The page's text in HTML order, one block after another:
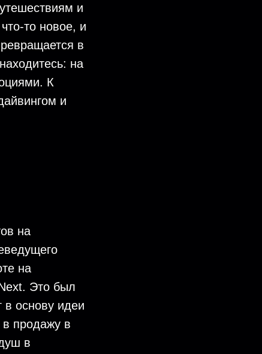
и
то новое, и
в
на
К
и
на
на
Это был
в основу идеи
в продажу в
в